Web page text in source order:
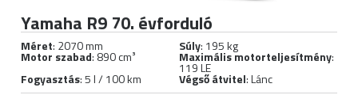
Yamaha R9 70. évforduló
Méret: 2070 mm Súly: 195 kg
Motor szabad: 890 cm³ Maximális motorteljesítmény:
119 LE
Fogyasztás: 5 l / 100 km Végső átvitel: Lánc